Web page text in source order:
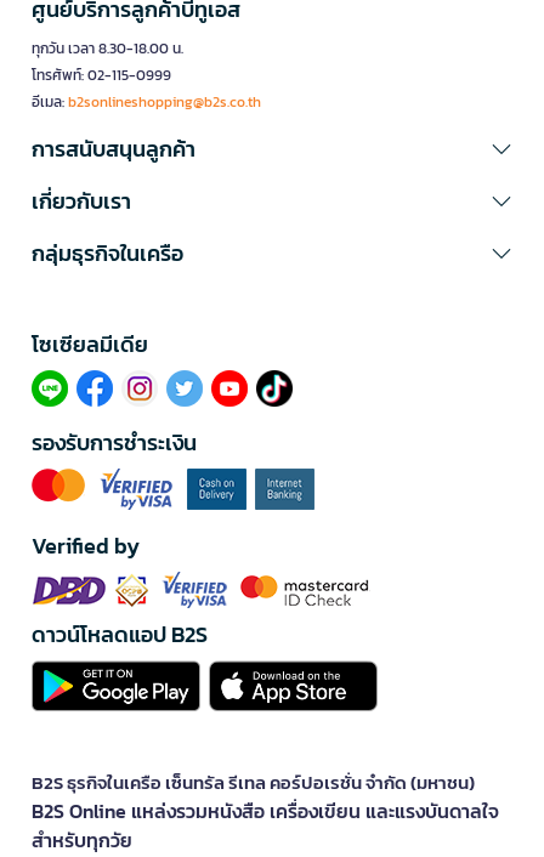
ศูนย์บริการลูกค้าบีทูเอส
ทุกวัน เวลา 8.30-18.00 น.
โทรศัพท์: 02-115-0999
อีเมล:b2sonlineshopping@b2s.co.th
การสนับสนุนลูกค้า
เกี่ยวกับเรา
กลุ่มธุรกิจในเครือ
โซเซียลมีเดีย​
รองรับการชำระเงิน
Verified by
ดาวน์โหลดแอป B2S
B2S ธุรกิจในเครือ เซ็นทรัล รีเทล คอร์ปอเรชั่น จำกัด (มหาชน)
B2S Online แหล่งรวมหนังสือ เครื่องเขียน และแรงบันดาลใจ
สำหรับทุกวัย